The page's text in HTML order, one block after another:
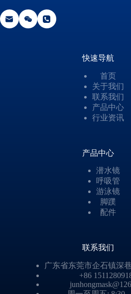
快速导航
首页
关于我们
联系我们
产品中心
行业资讯
产品中心
潜水镜
呼吸管
游泳镜
脚蹼
配件
联系我们
广东省东莞市企石镇深
+86